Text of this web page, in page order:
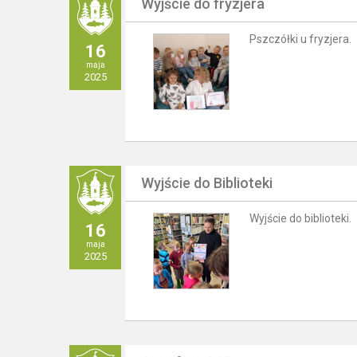
16
maja
2025
Wyjście do fryzjera
Pszczółki u fryzjera.
16
maja
2025
Wyjście do Biblioteki
Wyjście do biblioteki.